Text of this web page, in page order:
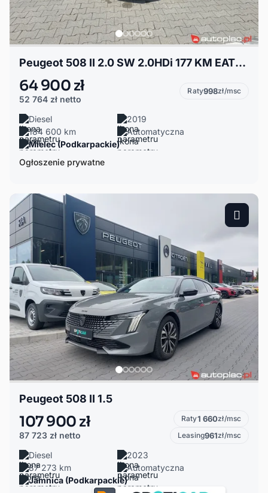
Peugeot 508 II 2.0 SW 2.0HDi 177 KM EAT8 | Bez wkładu | Bogate wyposażenie
64 900 zł
52 764 zł netto
Raty998zł/msc
Diesel
2019
184 600 km
Automatyczna
Mielec (Podkarpackie)
Ogłoszenie prywatne
Peugeot 508 II 1.5
107 900 zł
87 723 zł netto
Raty1 660zł/msc
Leasing961zł/msc
Diesel
2023
87 273 km
Automatyczna
Jamnica (Podkarpackie)